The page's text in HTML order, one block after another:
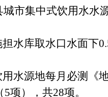
城市集中式饮用水水
水库取水口水面下
水源地每月必测《
5项），共28项。